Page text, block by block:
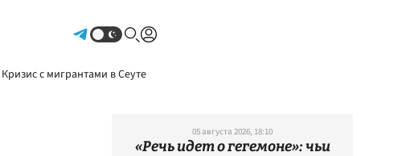
Кризис с мигрантами в Сеуте
05 августа 2026, 18:10
«Речь идет о гегемоне»: чьи